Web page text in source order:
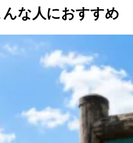
な人におすすめ